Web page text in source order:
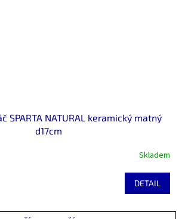
SPARTA NATURAL keramický matný
d17cm
Skladem
DETAIL